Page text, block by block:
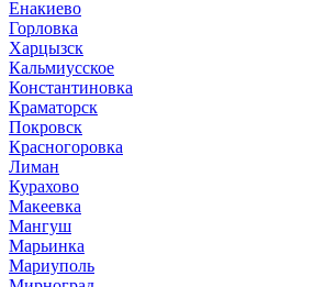
Енакиево
Горловка
Харцызск
Кальмиусское
Константиновка
Краматорск
Покровск
Красногоровка
Лиман
Курахово
Макеевка
Мангуш
Марьинка
Мариуполь